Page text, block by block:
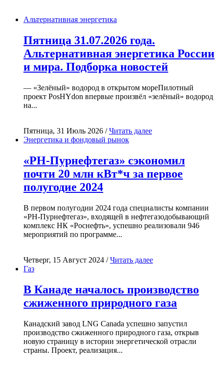
Альтернативная энергетика
Пятница 31.07.2026 года.
Альтернативная энергетика России
и мира. Подборка новостей
— «Зелёный» водород в открытом мореПилотный
проект PosHYdon впервые произвёл «зелёный» водород
на...
Пятница, 31 Июль 2026 /Читать далее
Энергетика и фондовый рынок
«РН-Пурнефтегаз» сэкономил
почти 20 млн кВт*ч за первое
полугодие 2024
В первом полугодии 2024 года специалисты компании
«РН-Пурнефтегаз», входящей в нефтегазодобывающий
комплекс НК «Роснефть», успешно реализовали 946
мероприятий по программе...
Четверг, 15 Август 2024 /Читать далее
Газ
В Канаде началось производство
сжиженного природного газа
Канадский завод LNG Canada успешно запустил
производство сжиженного природного газа, открыв
новую страницу в истории энергетической отрасли
страны. Проект, реализация...